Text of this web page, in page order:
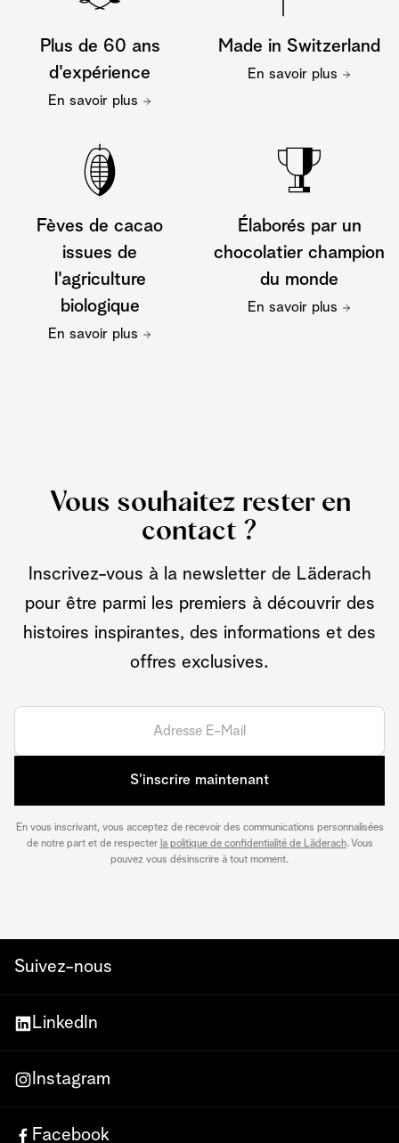
Plus de 60 ans
d'expérience
En savoir plus
Made in Switzerland
En savoir plus
Fèves de cacao
issues de
l'agriculture
biologique
En savoir plus
Élaborés par un
chocolatier champion
du monde
En savoir plus
Vous souhaitez rester en
contact ?
Inscrivez-vous à la newsletter de Läderach
pour être parmi les premiers à découvrir des
histoires inspirantes, des informations et des
offres exclusives.
S’inscrire maintenant
En vous inscrivant, vous acceptez de recevoir des communications personnalisées
de notre part et de respecter la politique de confidentialité de Läderach. Vous
pouvez vous désinscrire à tout moment.
Suivez-nous
LinkedIn
Instagram
Facebook